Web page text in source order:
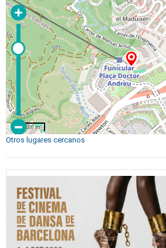
200 m
Otros lugares cercanos